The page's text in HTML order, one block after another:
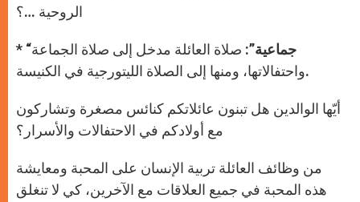
* “جماعية”: صلاة العائلة مدخل إلى صلاة الجماعة
واحتفالاتها، ومنها إلى الصلاة الليتورجية في الكنيسة.
أيّها الوالدين هل تبنون عائلاتكم كنائس مصغرة وتشاركون
مع أولادكم في الاحتفالات والأسرار؟
من وظائف العائلة تربية الإنسان على المحبة ومعايشة
هذه المحبة في جميع العلاقات مع الآخرين، كي لا تنغلق